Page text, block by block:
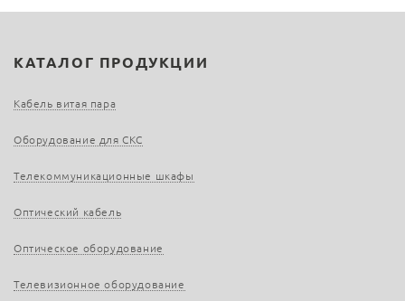
КАТАЛОГ ПРОДУКЦИИ
Кабель витая пара
Оборудование для СКС
Телекоммуникационные шкафы
Оптический кабель
Оптическое оборудование
Телевизионное оборудование